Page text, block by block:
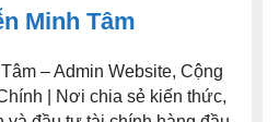
Minh Tâm
– Admin Website, Cộng
| Nơi chia sẻ kiến thức,